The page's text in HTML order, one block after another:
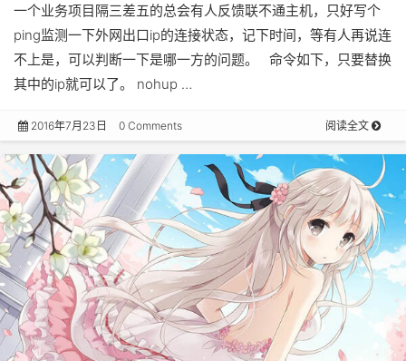
一个业务项目隔三差五的总会有人反馈联不通主机，只好写个
ping监测一下外网出口ip的连接状态，记下时间，等有人再说连
不上是，可以判断一下是哪一方的问题。 命令如下，只要替换
其中的ip就可以了。 nohup …
2016年7月23日 0 Comments 阅读全文